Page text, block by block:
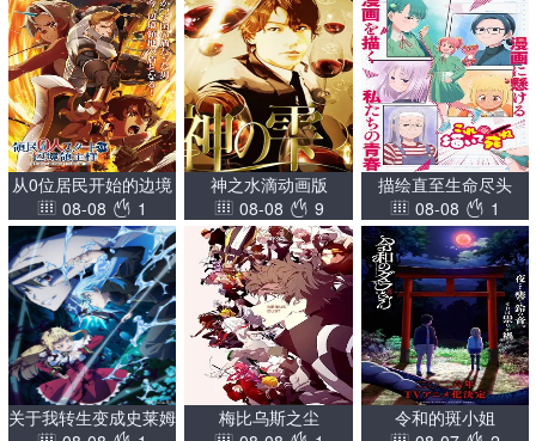
从0位居民开始的边境
领主大人
08-08 1
神之水滴动画版
08-08
9
描绘直至生命尽头
08-08
1
关于我转生变成史莱姆
梅比乌斯之尘
令和的斑小姐